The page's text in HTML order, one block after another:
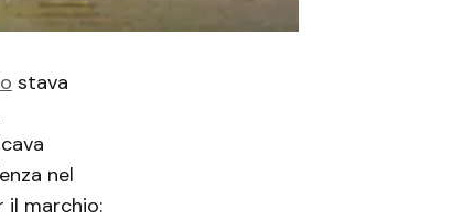
stava
nel
il marchio: